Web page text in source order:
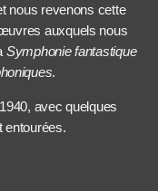
nous revenons cette
auxquels nous
Symphonie fantastique
.
avec quelques
entourées.